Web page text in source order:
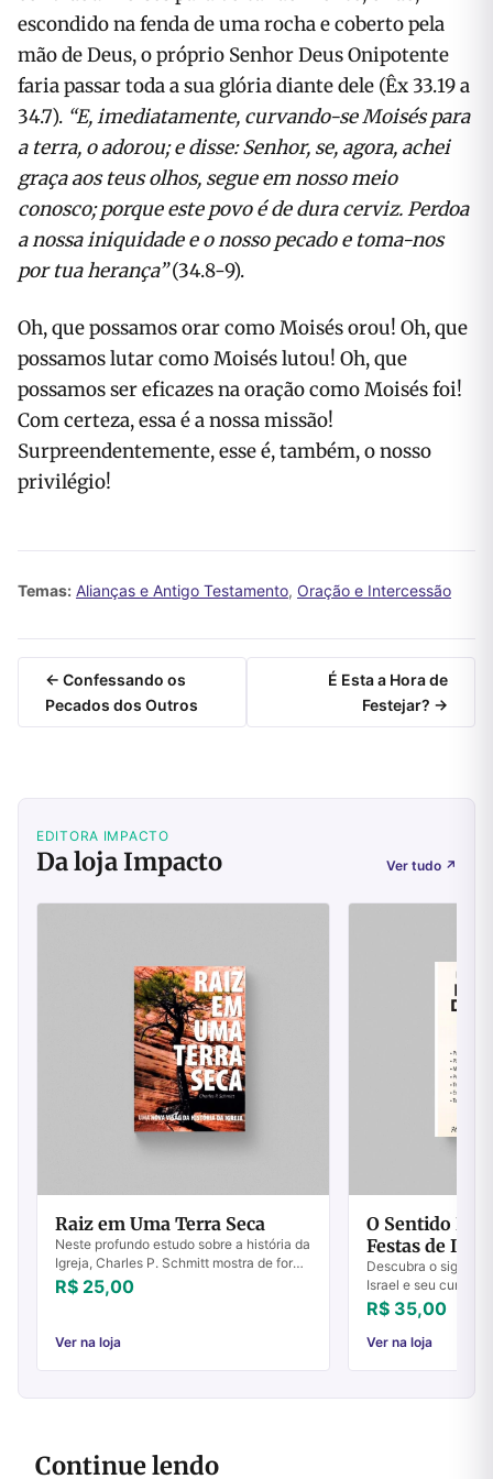
escondido na fenda de uma rocha e coberto pela
mão de Deus, o próprio Senhor Deus Onipotente
faria passar toda a sua glória diante dele (Êx 33.19 a
34.7). “E, imediatamente, curvando-se Moisés para
a terra, o adorou; e disse: Senhor, se, agora, achei
graça aos teus olhos, segue em nosso meio
conosco; porque este povo é de dura cerviz. Perdoa
a nossa iniquidade e o nosso pecado e toma-nos
por tua herança”(34.8-9).
Oh, que possamos orar como Moisés orou! Oh, que
possamos lutar como Moisés lutou! Oh, que
possamos ser eficazes na oração como Moisés foi!
Com certeza, essa é a nossa missão!
Surpreendentemente, esse é, também, o nosso
privilégio!
Temas: Alianças e Antigo Testamento, Oração e Intercessão
← Confessando os
Pecados dos Outros
É Esta a Hora de
Festejar? →
EDITORA IMPACTO
Da loja Impacto Ver tudo ↗
Raiz em Uma Terra Seca
Neste profundo estudo sobre a história da
Igreja, Charles P. Schmitt mostra de forma
crítica dois pontos de vista sobre a
situação atual da morada de Deus. A...
R$ 25,00
Ver na loja
O Sentido
Festas de
Descubra o
Israel e seu
história e na Igreja.
fortaleça sua fé
R$ 35,00
Ver na loja
Continue lendo